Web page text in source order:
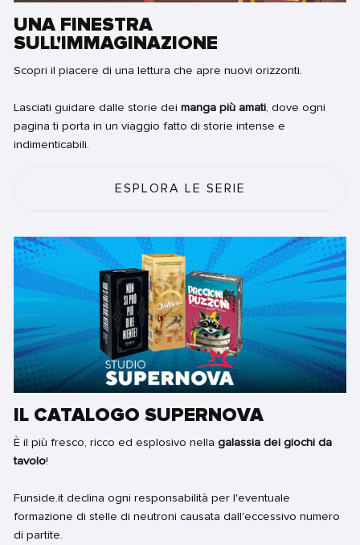
UNA FINESTRA
SULL'IMMAGINAZIONE
Scopri il piacere di una lettura che apre nuovi orizzonti.
Lasciati guidare dalle storie dei manga più amati, dove ogni
pagina ti porta in un viaggio fatto di storie intense e
indimenticabili.
ESPLORA LE SERIE
IL CATALOGO SUPERNOVA
È il più fresco, ricco ed esplosivo nella galassia dei giochi da
tavolo!
Funside.it declina ogni responsabilità per l'eventuale
formazione di stelle di neutroni causata dall'eccessivo numero
di partite.